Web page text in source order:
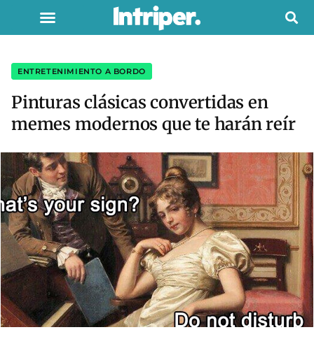
ENTRETENIMIENTO A BORDO
Pinturas clásicas convertidas en
memes modernos que te harán reír